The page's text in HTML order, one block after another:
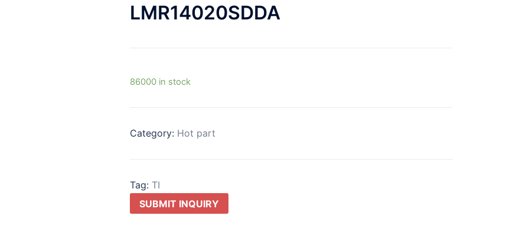
LMR14020SDDA
86000 in stock
Category: Hot part
Tag: TI
SUBMIT INQUIRY